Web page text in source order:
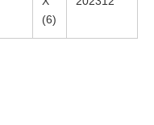
(6)